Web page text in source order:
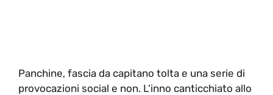
Panchine, fascia da capitano tolta e una serie di
provocazioni social e non. L’inno canticchiato allo